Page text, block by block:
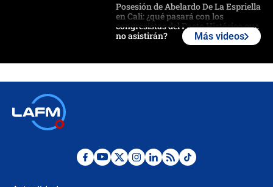
Posesión de Abelardo De La Espriella
en Cali: ¿qué pasará con los
congresistas del Pacto Histórico que
no asistirán?
¿Por qué De la Espriella gobernará
Más videos